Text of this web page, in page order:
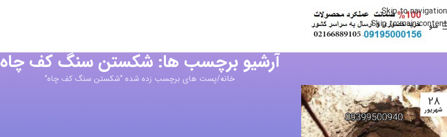
Skip to navigation
Skip to main content
منو
آرشیو برچسب ها: شکستن سنگ کف چاه
خانه پست های برچسب زده شده "شکستن سنگ کف چاه"
28
شهریور